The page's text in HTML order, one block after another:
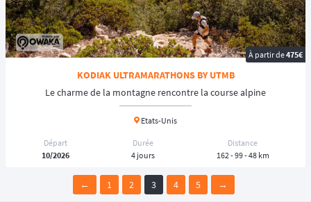
À partir de475€
KODIAK ULTRAMARATHONS BY UTMB
Le charme de la montagne rencontre la course alpine
Etats-Unis
Départ
10/2026
Durée
4 jours
Distance
162 - 99 - 48 km
← 1 2 3 4 5 →